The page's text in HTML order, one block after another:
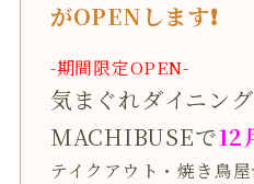
がOPENします❗
-期間限定OPEN-
気まぐれダイニン
MACHIBUSEで12
テイクアウト・焼き鳥屋